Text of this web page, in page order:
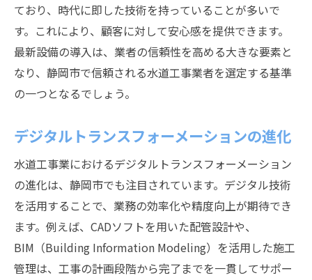
ており、時代に即した技術を持っていることが多いで
す。これにより、顧客に対して安心感を提供できます。
最新設備の導入は、業者の信頼性を高める大きな要素と
なり、静岡市で信頼される水道工事業者を選定する基準
の一つとなるでしょう。
デジタルトランスフォーメーションの進化
水道工事業におけるデジタルトランスフォーメーション
の進化は、静岡市でも注目されています。デジタル技術
を活用することで、業務の効率化や精度向上が期待でき
ます。例えば、CADソフトを用いた配管設計や、
BIM（Building Information Modeling）を活用した施工
管理は、工事の計画段階から完了までを一貫してサポー